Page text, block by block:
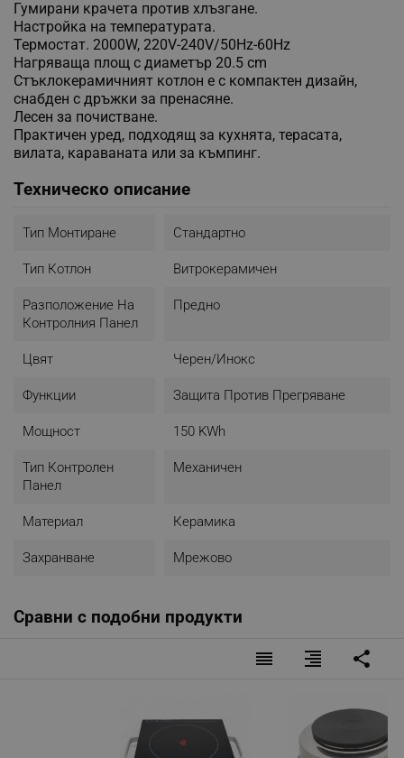
Гумирани крачета против хлъзгане.
Настройка на температурата.
Термостат. 2000W, 220V-240V/50Hz-60Hz
Нагряваща площ с диаметър 20.5 cm
Стъклокерамичният котлон е с компактен дизайн,
снабден с дръжки за пренасяне.
Лесен за почистване.
Практичен уред, подходящ за кухнята, терасата,
вилата, караваната или за къмпинг.
Техническо описание
Тип Монтиране Стандартно
Тип Котлон Витрокерамичен
Разположение На
Контролния Панел
Предно
Цвят Черен/Инокс
Функции Защита Против Прегряване
Мощност 150 KWh
Тип Контролен
Панел
Механичен
Материал Керамика
Захранване Мрежово
Сравни с подобни продукти
reorder format_align_right share